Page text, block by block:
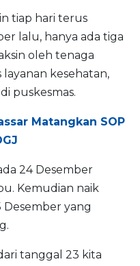
tiap hari terus
lalu, hanya ada tiga
oleh tenaga
layanan kesehatan,
puskesmas.
Matangkan SOP
24 Desember
Kemudian naik
Desember yang
tanggal 23 kita